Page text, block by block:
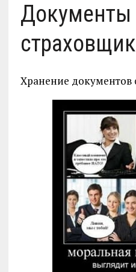
Документы
Хранение документов